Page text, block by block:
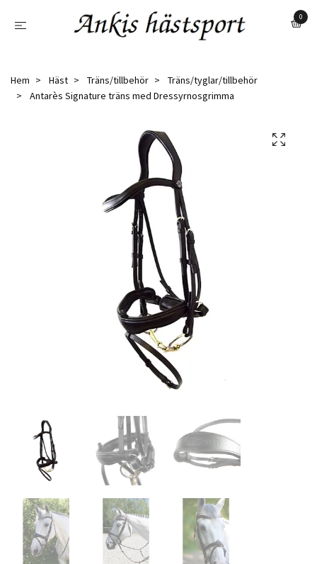
0
Hem Häst Träns/tillbehör
Träns/tyglar/tillbehör
Antarès Signature träns med Dressyrnosgrimma